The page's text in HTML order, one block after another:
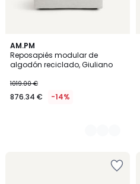
AM.PM
Reposapiés modular de
algodón reciclado, Giuliano
1019.00 €
876.34 € -14%
3
Colores